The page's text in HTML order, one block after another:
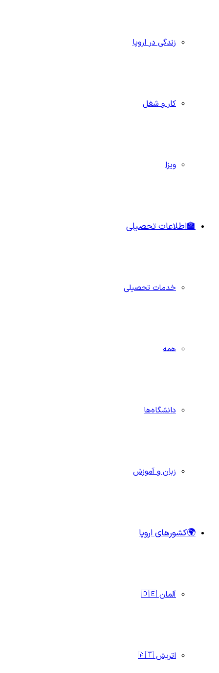
زندگی در اروپا
کار و شغل
ویزا
🏫اطلاعات تحصیلی
خدمات تحصیلی
همه
دانشگاه‌ها
زبان و آموزش
🌍کشورهای اروپا
آلمان 🇩🇪
اتریش 🇦🇹